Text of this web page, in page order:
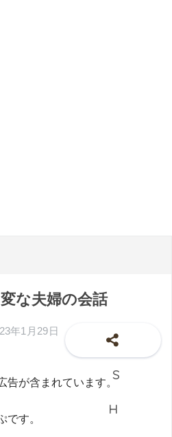
な夫婦の会話
年1月29日
告が含まれています。
です。